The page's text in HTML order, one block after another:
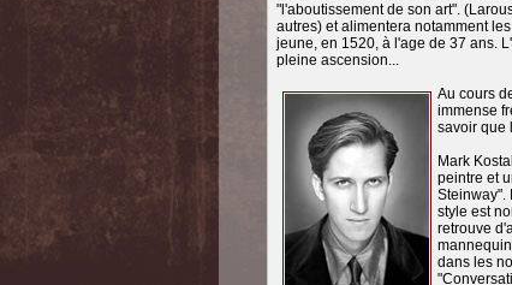
"l'aboutissement de son art".
autres) et alimentera notamment
jeune, en 1520, à l'age de 37 ans.
pleine ascension...
Au cours
immense
savoir que
Mark
peintre et
Steinway".
style est
retrouve
dans les